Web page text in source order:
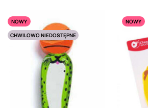
NOWY
CHWILOWO NIEDOSTĘPNE
NOWY